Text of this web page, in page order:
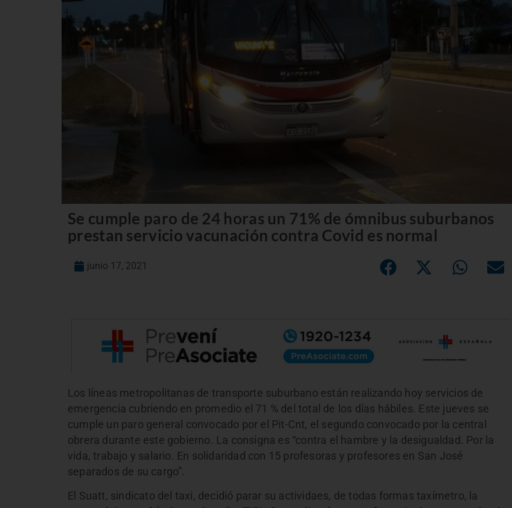
Se cumple paro de 24 horas un 71% de ómnibus suburbanos
prestan servicio vacunación contra Covid es normal
junio 17, 2021
Los líneas metropolitanas de transporte suburbano están realizando hoy servicios de
emergencia cubriendo en promedio el 71 % del total de los días hábiles. Este jueves se
cumple un paro general convocado por el Pit-Cnt, el segundo convocado por la central
obrera durante este gobierno. La consigna es “contra el hambre y la desigualdad. Por la
vida, trabajo y salario. En solidaridad con 15 profesoras y profesores en San José
separados de su cargo”.
El Suatt, sindicato del taxi, decidió parar su actividaes, de todas formas taxímetro, la